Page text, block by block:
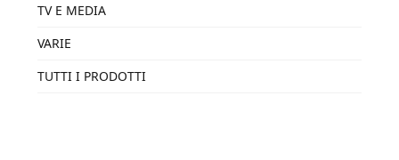
TV E MEDIA
VARIE
TUTTI I PRODOTTI